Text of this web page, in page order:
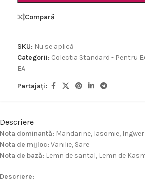
Compară
SKU: Nu se aplică
Categorii: Colectia Standard - Pentru
EA
Partajați:
Descriere
Nota dominantă: Mandarine, Iasomie, Ingwer
Nota de mijloc: Vanilie, Sare
Nota de bază: Lemn de santal, Lemn de
Descriere: